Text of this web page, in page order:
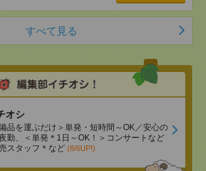
すべて見る
オシ
品を運ぶだけ＞単発・短時間～OK／安心の
勤、＜単発＊1日～OK！＞コンサートなど
スタッフ＊など (8/6UP!)